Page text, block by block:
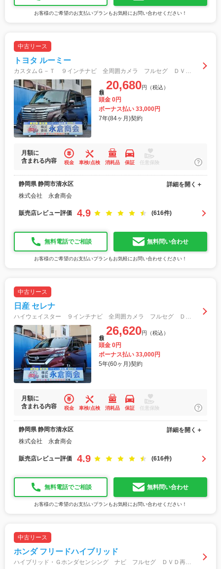
お客様のご希望のお支払いプランもお気軽にお問い合わせください！
中古リース
トヨタ ルーミー
カスタムＧ－Ｔ ９インチナビ 全周囲カメラ フルセグ ＤＶＤ再生 Ｂｌｕｅｔｏｏｔｈ クルコン ＥＴＣ ドラレコ シートヒーター クリアランスソナー スマートアシスト ターボ 純正アルミ オートライトＬＥＤ
20,680円（税込）
頭金 0円
ボーナス払い 33,000円
7年(84ヶ月)契約
月額に
含まれる内容
税金 車検/点検 消耗品 保証 任意保険
静岡県 静岡市清水区
株式会社 永倉商会
詳細を開く＋
販売店レビュー評価 4.9 (616件)
無料電話でご相談 無料問い合わせ
お客様のご希望のお支払いプランもお気軽にお問い合わせください！
中古リース
日産 セレナ
ハイウェイスター ９インチナビ 全周囲カメラ フルセグ ＤＶＤ再生 Ｂｌｕｅｔｏｏｔｈ Ｂｌｕ－ｒａｙ再生 プロパイロット ＥＴＣ 両側パワスラ オートライトＬＥＤ フォグランプ アイドリングストップ 純正アルミ
26,620円（税込）
頭金 0円
ボーナス払い 33,000円
5年(60ヶ月)契約
月額に
含まれる内容
税金 車検/点検 消耗品 保証 任意保険
静岡県 静岡市清水区
株式会社 永倉商会
詳細を開く＋
販売店レビュー評価 4.9 (616件)
無料電話でご相談 無料問い合わせ
お客様のご希望のお支払いプランもお気軽にお問い合わせください！
中古リース
ホンダ フリードハイブリッド
ハイブリッド・Ｇホンダセンシング ナビ フルセグ ＤＶＤ再生 Ｂｌｕｅｔｏｏｔｈ バックカメラ 両側パワスラ クルーズコントロール スマートキー 前後ドライブレコーダー オートライトＬＥＤ ＥＴＣ 乗車定員７人